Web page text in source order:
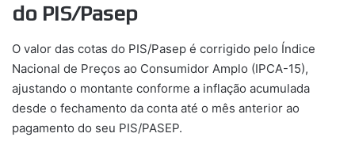
do PIS/Pasep
O valor das cotas do PIS/Pasep é corrigido pelo Índice
Nacional de Preços ao Consumidor Amplo (IPCA-15),
ajustando o montante conforme a inflação acumulada
desde o fechamento da conta até o mês anterior ao
pagamento do seu PIS/PASEP.